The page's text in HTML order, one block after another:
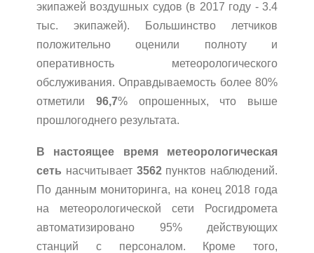
экипажей воздушных судов (в 2017 году - 3.4
тыс. экипажей). Большинство летчиков
положительно оценили полноту и
оперативность метеорологического
обслуживания. Оправдываемость более 80%
отметили 96,7% опрошенных, что выше
прошлогоднего результата.
В настоящее время метеорологическая
сеть насчитывает 3562пунктов наблюдений.
По данным мониторинга, на конец 2018 года
на метеорологической сети Росгидромета
автоматизировано 95% действующих
станций с персоналом. Кроме того,